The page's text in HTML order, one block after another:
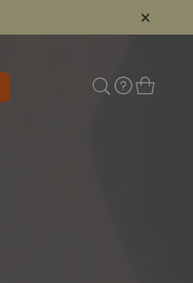
×